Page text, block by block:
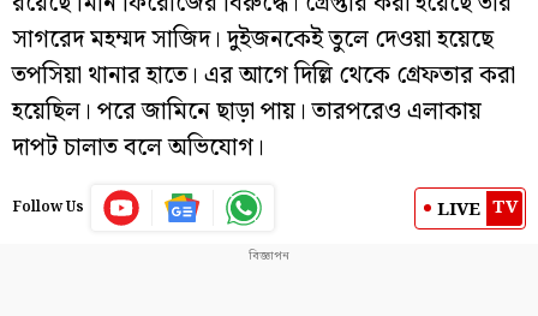
সাগরেদ মহম্মদ সাজিদ। দুইজনকেই তুলে দেওয়া হয়েছে
তপসিয়া থানার হাতে। এর আগে দিল্লি থেকে গ্রেফতার করা
হয়েছিল। পরে জামিনে ছাড়া পায়। তারপরেও এলাকায়
দাপট চালাত বলে অভিযোগ।
Follow Us LIVE TV